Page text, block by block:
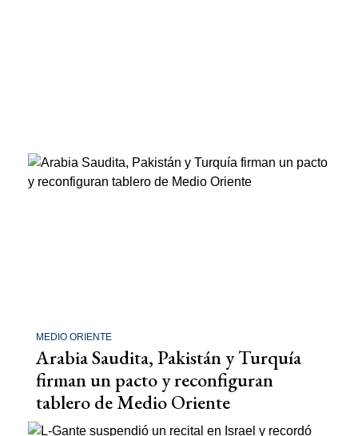
MEDIO ORIENTE
Arabia Saudita, Pakistán y Turquía
firman un pacto y reconfiguran
tablero de Medio Oriente